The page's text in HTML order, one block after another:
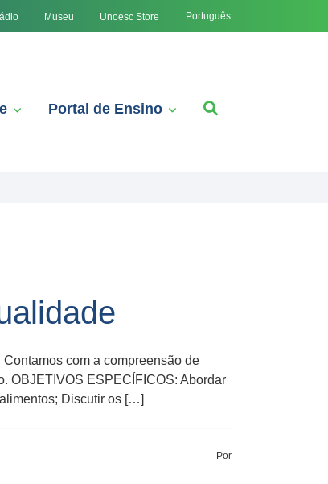
Museu Unoesc Store Português
Portal de Ensino
com a compreensão de
OBJETIVOS ESPECÍFICOS: Abordar
Discutir os […]
Por